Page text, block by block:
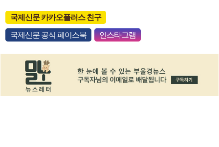
국제신문 카카오플러스 친구
국제신문 공식 페이스북 인스타그램